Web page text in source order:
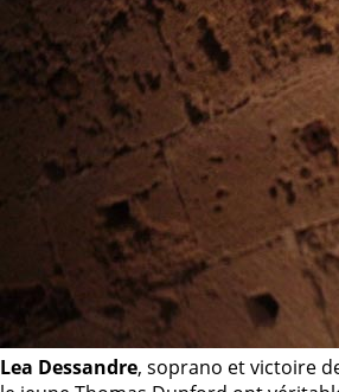
Lea Dessandre, soprano et victoire